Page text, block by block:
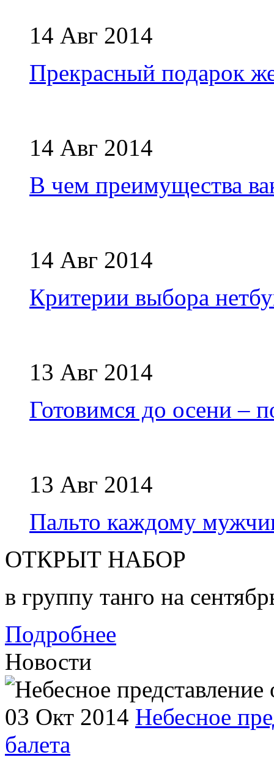
14 Авг 2014
Прекрасный подарок
14 Авг 2014
В чем преимущества
14 Авг 2014
Критерии выбора
13 Авг 2014
Готовимся до осени –
13 Авг 2014
Пальто каждому
ОТКРЫТ НАБОР
в группу танго на
Подробнее
Новости
03 Окт 2014 Небесное
балета